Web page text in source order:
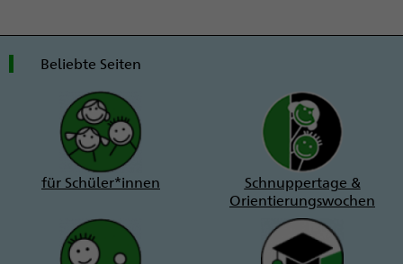
Beliebte Seiten
für Schüler*innen
Schnuppertage &
Orientierungswochen